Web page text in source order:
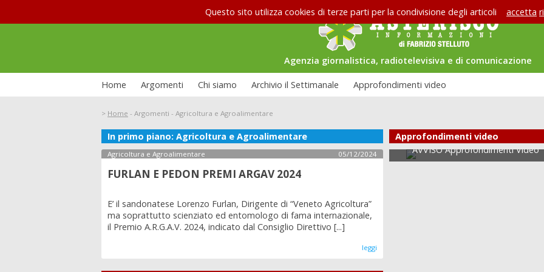
Questo sito utilizza cookies di terze parti per la condivisione degli articoli accetta
Agenzia giornalistica, radiotelevisiva e di comunicazione
Home Argomenti Chi siamo Archivio il Settimanale Approfondimenti video
> Home - Argomenti - Agricoltura e Agroalimentare
In primo piano: Agricoltura e Agroalimentare
Agricoltura e Agroalimentare 05/12/2024
FURLAN E PEDON PREMI ARGAV 2024
E’ il sandonatese Lorenzo Furlan, Dirigente di “Veneto Agricoltura”
ma soprattutto scienziato ed entomologo di fama internazionale,
il Premio A.R.G.A.V. 2024, indicato dal Consiglio Direttivo [...]
leggi
Approfondimenti video
La situazione carceraria
Le interviste di Asterisco: Federico
Allamprese
AVVISO Approfondimenti Video